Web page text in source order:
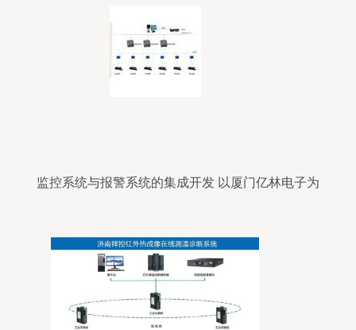
监控系统与报警系统的集成开发 以厦门亿林电子为